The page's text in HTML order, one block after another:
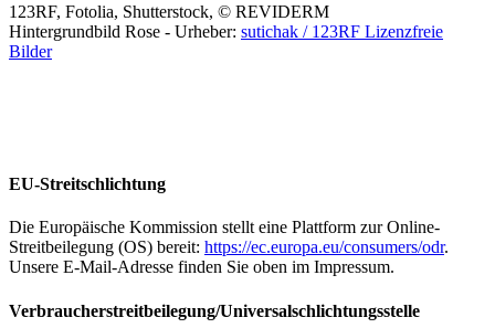
123RF, Fotolia, Shutterstock, © REVIDERM
Hintergrundbild Rose - Urheber: sutichak / 123RF Lizenzfreie
Bilder
EU-Streitschlichtung
Die Europäische Kommission stellt eine Plattform zur Online-
Streitbeilegung (OS) bereit: https://ec.europa.eu/consumers/odr.
Unsere E-Mail-Adresse finden Sie oben im Impressum.
Verbraucher­streit­beilegung/Universal­schlichtungs­stelle